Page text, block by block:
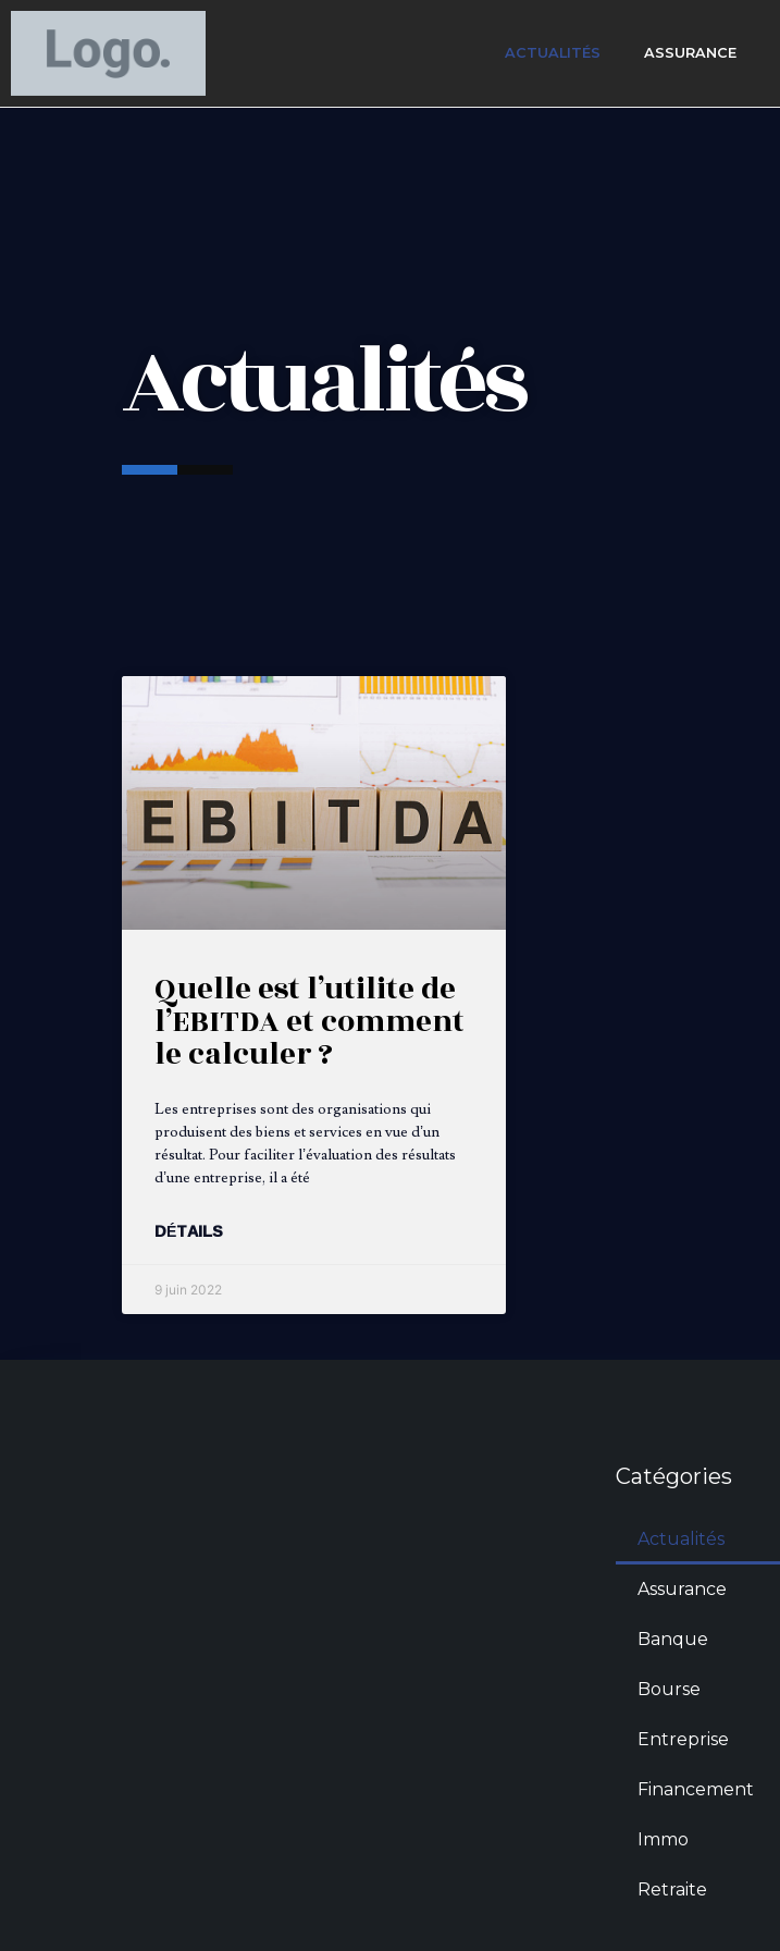
ACTUALITÉS ASSURANCE
Actualités
Quelle est l’utilite de
l’EBITDA et comment
le calculer ?
Les entreprises sont des organisations qui
produisent des biens et services en vue d’un
résultat. Pour faciliter l’évaluation des résultats
d’une entreprise, il a été
DÉTAILS
9 juin 2022
Catégories
Actualités
Assurance
Banque
Bourse
Entreprise
Financement
Immo
Retraite